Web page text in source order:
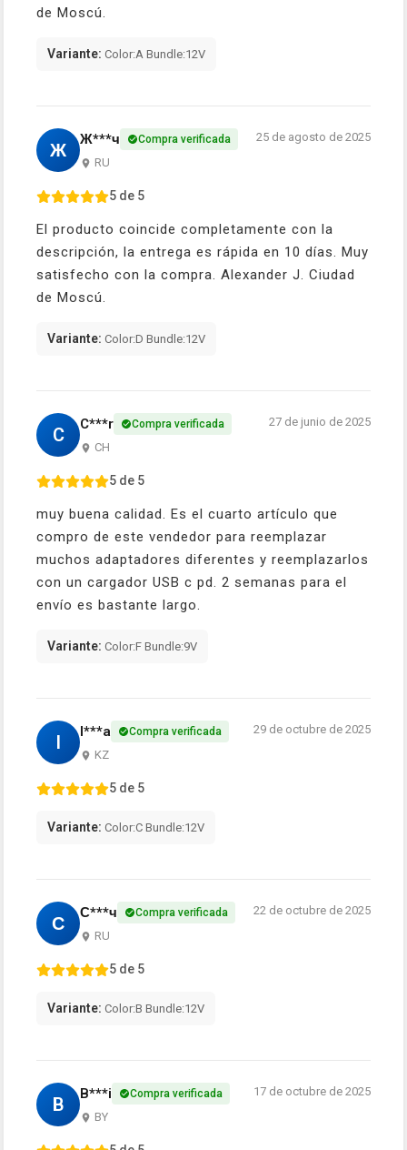
de Moscú.
Variante: Color:A Bundle:12V
Ж Ж***ч Compra verificada
RU
25 de agosto de 2025
5 de 5
El producto coincide completamente con la
descripción, la entrega es rápida en 10 días. Muy
satisfecho con la compra. Alexander J. Ciudad
de Moscú.
Variante: Color:D Bundle:12V
C C***r Compra verificada
CH
27 de junio de 2025
5 de 5
muy buena calidad. Es el cuarto artículo que
compro de este vendedor para reemplazar
muchos adaptadores diferentes y reemplazarlos
con un cargador USB c pd. 2 semanas para el
envío es bastante largo.
Variante: Color:F Bundle:9V
I I***a Compra verificada
KZ
29 de octubre de 2025
5 de 5
Variante: Color:C Bundle:12V
С С***ч Compra verificada
RU
22 de octubre de 2025
5 de 5
Variante: Color:B Bundle:12V
B B***i Compra verificada
BY
17 de octubre de 2025